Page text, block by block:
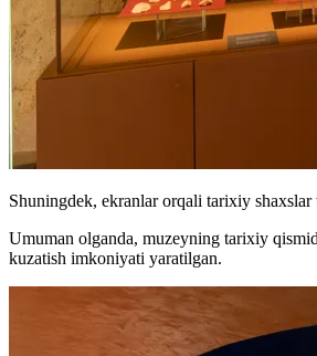
Shuningdek, ekranlar orqali tarixiy
Umuman olganda, muzeyning tarixiy
kuzatish imkoniyati yaratilgan.